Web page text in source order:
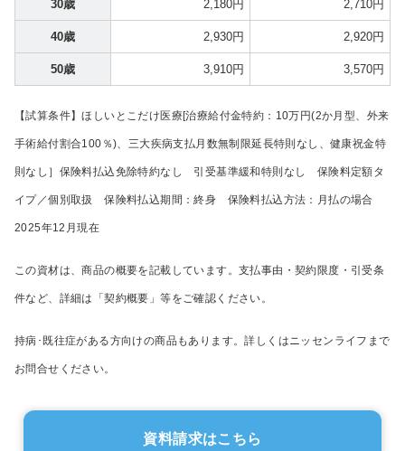
30歳 2,180円 2,710円
40歳 2,930円 2,920円
50歳 3,910円 3,570円
【試算条件】ほしいとこだけ医療[治療給付金特約：10万円(2か月型、外来
手術給付割合100％)、三大疾病支払月数無制限延長特則なし、健康祝金特
則なし］保険料払込免除特約なし 引受基準緩和特則なし 保険料定額タ
イプ／個別取扱 保険料払込期間：終身 保険料払込方法：月払の場合
2025年12月現在
この資材は、商品の概要を記載しています。支払事由・契約限度・引受条
件など、詳細は「契約概要」等をご確認ください。
持病･既往症がある方向けの商品もあります。詳しくはニッセンライフまで
お問合せください。
資料請求はこちら